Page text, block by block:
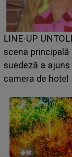
Ce a dezvăluit
luat prin
BĂIATUL VIZAT
faptului împlinit,